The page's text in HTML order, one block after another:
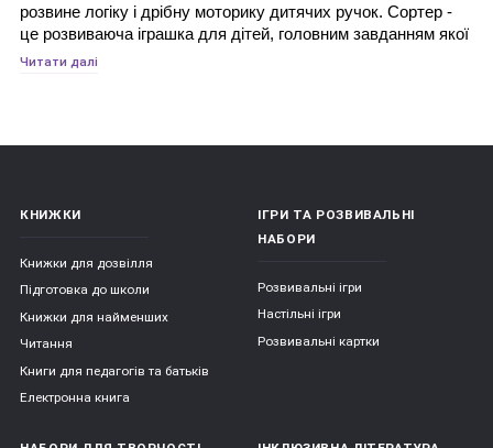
розвине логіку і дрібну моторику дитячих ручок. Сортер -
це розвиваюча іграшка для дітей, головним завданням якої
є сортування предметів за різними ознаками. Це перша
творчий розвиток у дітей.
Сортери можуть бути виконані з різних матеріалів: з
дерева, пластика, пластмаси, гуми або з тканини.
Якість використовуваних матеріалів постійно
контролюється. Вони безпечні для дітей, не мають
сторонніх запахів;
Читати далі
КНИЖКИ
Книжки для дозвілля
Підготовка до школи
Книжки для найменших
Читання
Книги для педагогів та батьків
Електронна книга
ІГРИ ТА РОЗВИВАЛЬНІ
НАБОРИ
Розвивальні ігри
Настільні ігри
Розвивальні картки